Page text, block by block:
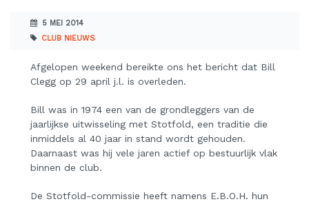
5 MEI 2014
CLUB NIEUWS
Afgelopen weekend bereikte ons het bericht dat Bill
Clegg op 29 april j.l. is overleden.
Bill was in 1974 een van de grondleggers van de
jaarlijkse uitwisseling met Stotfold, een traditie die
inmiddels al 40 jaar in stand wordt gehouden.
Daarnaast was hij vele jaren actief op bestuurlijk vlak
binnen de club.
De Stotfold-commissie heeft namens E.B.O.H. hun